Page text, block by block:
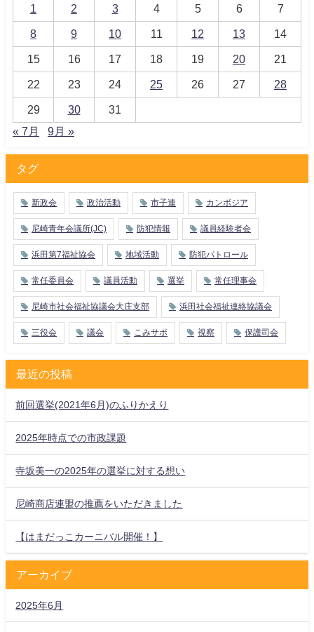
1 2 3 4 5 6 7
8 9 10 11 12 13 14
15 16 17 18 19 20 21
22 23 24 25 26 27 28
29 30
31
« 7月
9月 »
タグ
新政会 政治活動 市子連 カンボジア
尼崎青年会議所(JC) 防犯情報 議員経験者会
浜田第7福祉協会 地域活動 防犯パトロール
常任委員会 議員活動 選挙 常任理事会
尼崎市社会福祉協議会大庄支部 浜田社会福祉連絡協議会
三役会 議会 こみサポ 視察 保護司会
最近の投稿
前回選挙(2021年6月)のふりかえり
2025年時点での市政課題
寺坂美一の2025年の選挙に対する想い
尼崎商店連盟の推薦をいただきました
【はまだっこカーニバル開催！】
アーカイブ
2025年6月